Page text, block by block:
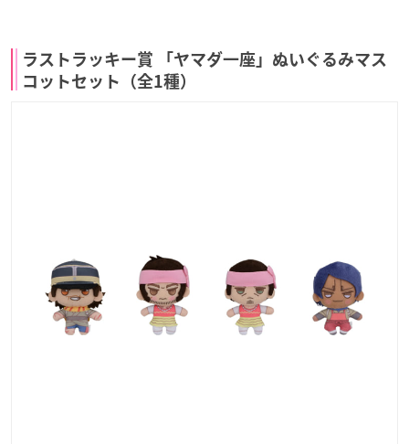
ラストラッキー賞 「ヤマダ一座」ぬいぐるみマス
コットセット（全1種）